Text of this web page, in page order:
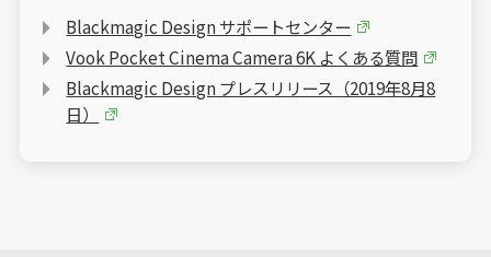
Blackmagic Design サポートセンター
Vook Pocket Cinema Camera 6K よくある質問
Blackmagic Design プレスリリース（2019年8月8
日）